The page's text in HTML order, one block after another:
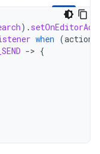
).
when (
-> {